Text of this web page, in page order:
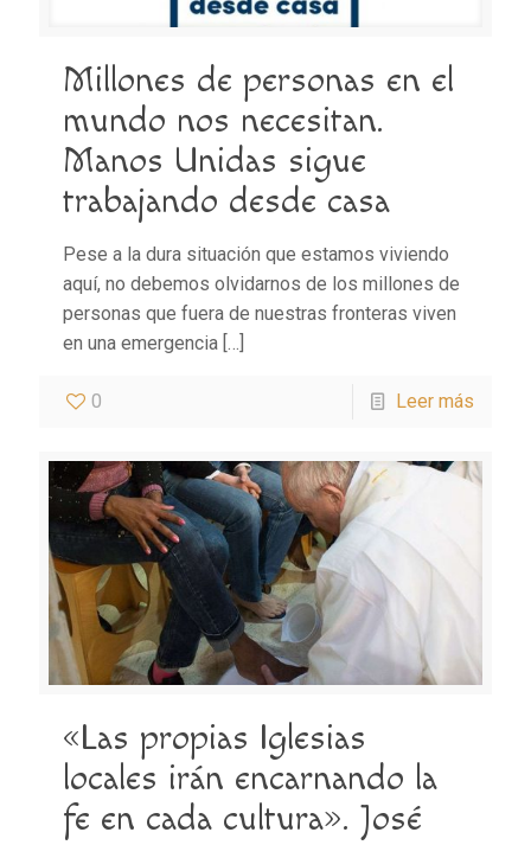
Millones de personas en el
mundo nos necesitan.
Manos Unidas sigue
trabajando desde casa
Pese a la dura situación que estamos viviendo
aquí, no debemos olvidarnos de los millones de
personas que fuera de nuestras fronteras viven
en una emergencia […]
0 Leer más
«Las propias Iglesias
locales irán encarnando la
fe en cada cultura». José